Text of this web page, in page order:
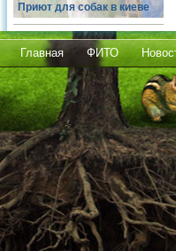
Приют для собак в киеве
Главная ФИТО